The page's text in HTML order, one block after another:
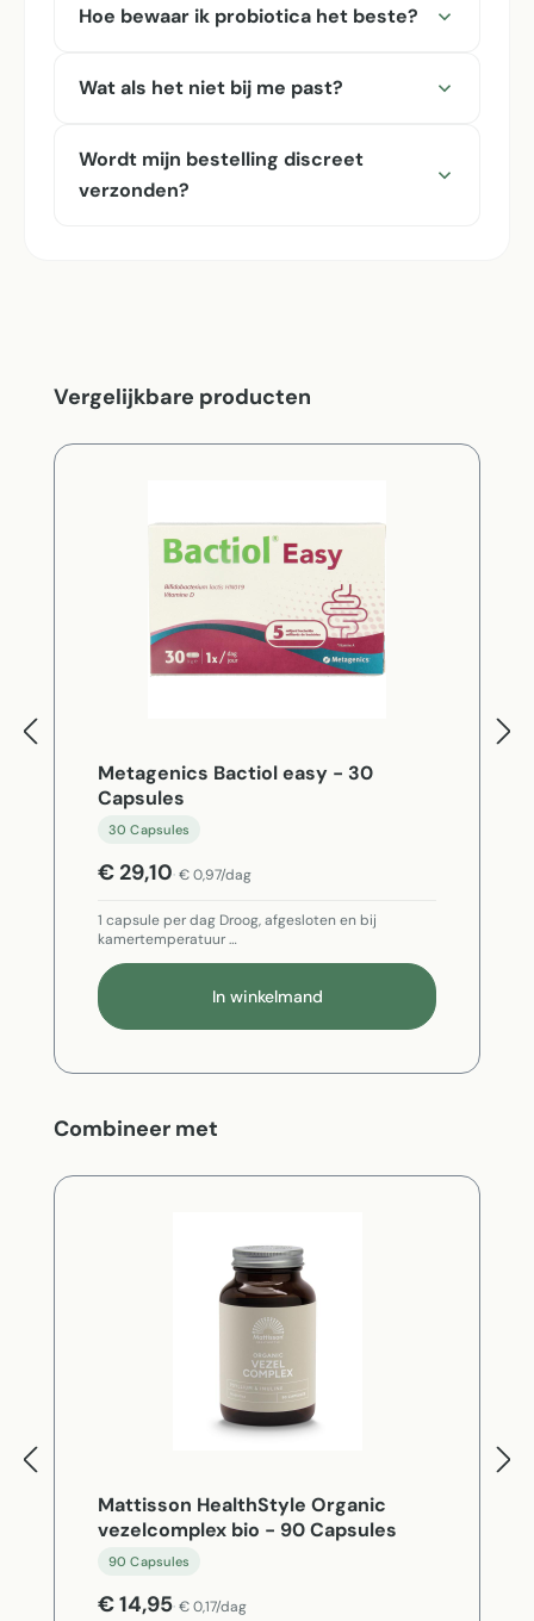
Hoe bewaar ik probiotica het beste?
Wat als het niet bij me past?
Wordt mijn bestelling discreet
verzonden?
Productgalerij overslaan
Vergelijkbare producten
Metagenics Bactiol easy - 30
Capsules
30 Capsules
€ 29,10 € 0,97/dag
1 capsule per dag Droog, afgesloten en bij
kamertemperatuur …
In winkelmand
Productgalerij overslaan
Combineer met
Mattisson HealthStyle Organic
vezelcomplex bio - 90 Capsules
90 Capsules
€ 14,95 € 0,17/dag